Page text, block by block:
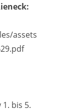
assets
bis 5.